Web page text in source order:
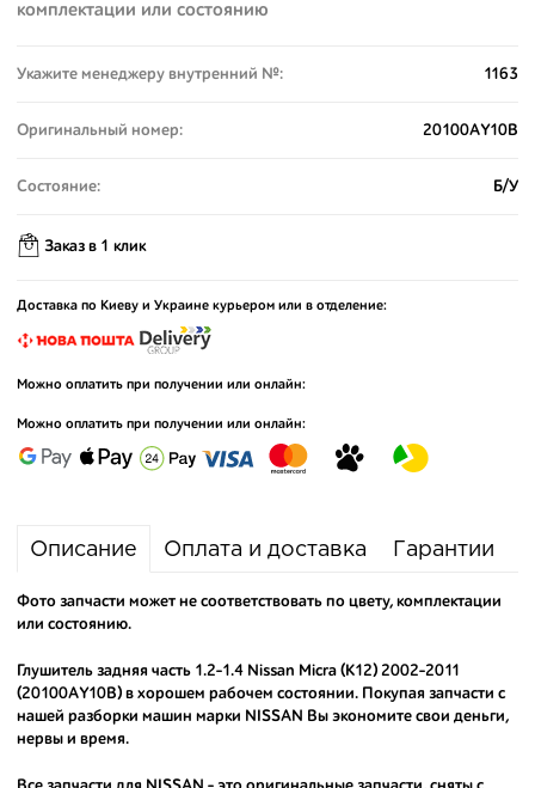
комплектации или состоянию
Укажите менеджеру внутренний №: 1163
Оригинальный номер: 20100AY10B
Состояние: Б/У
Заказ в 1 клик
Доставка по Киеву и Украине курьером или в отделение:
Можно оплатить при получении или онлайн:
Можно оплатить при получении или онлайн:
Описание Оплата и доставка Гарантии
Фото запчасти может не соответствовать по цвету, комплектации
или состоянию.
Глушитель задняя часть 1.2-1.4 Nissan Micra (K12) 2002-2011
(20100AY10B) в хорошем рабочем состоянии. Покупая запчасти с
нашей разборки машин марки NISSAN Вы экономите свои деньги,
нервы и время.